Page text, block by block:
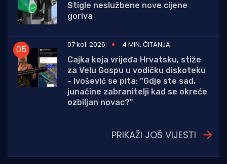
Stigle neslužbene nove cijene
goriva
07 kol. 2026
4 MIN. ČITANJA
Cajka koja vrijeđa Hrvatsku, stiže
za Velu Gospu u vodičku diskoteku
- Ivošević se pita: "Gdje ste sad,
junačine zabranitelji kad se okreće
ozbiljan novac?"
PRIKAŽI JOŠ VIJESTI